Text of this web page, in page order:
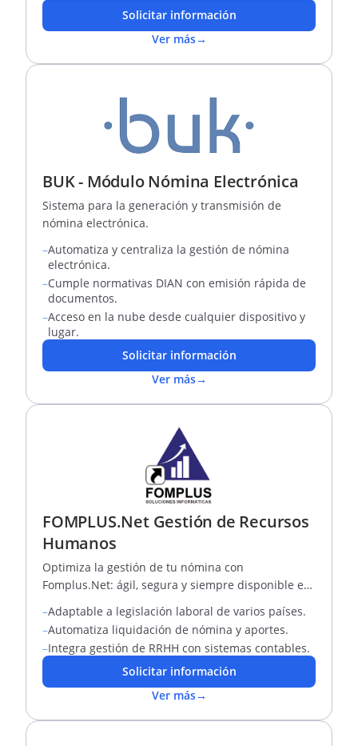
Solicitar información
Ver más→
BUK - Módulo Nómina Electrónica
Sistema para la generación y transmisión de
nómina electrónica.
–Automatiza y centraliza la gestión de nómina
electrónica.
–Cumple normativas DIAN con emisión rápida de
documentos.
–Acceso en la nube desde cualquier dispositivo y
lugar.
Solicitar información
Ver más→
FOMPLUS.Net Gestión de Recursos
Humanos
Optimiza la gestión de tu nómina con
Fomplus.Net: ágil, segura y siempre disponible en
–Adaptable a legislación laboral de varios países.
–Automatiza liquidación de nómina y aportes.
–Integra gestión de RRHH con sistemas contables.
Solicitar información
Ver más→